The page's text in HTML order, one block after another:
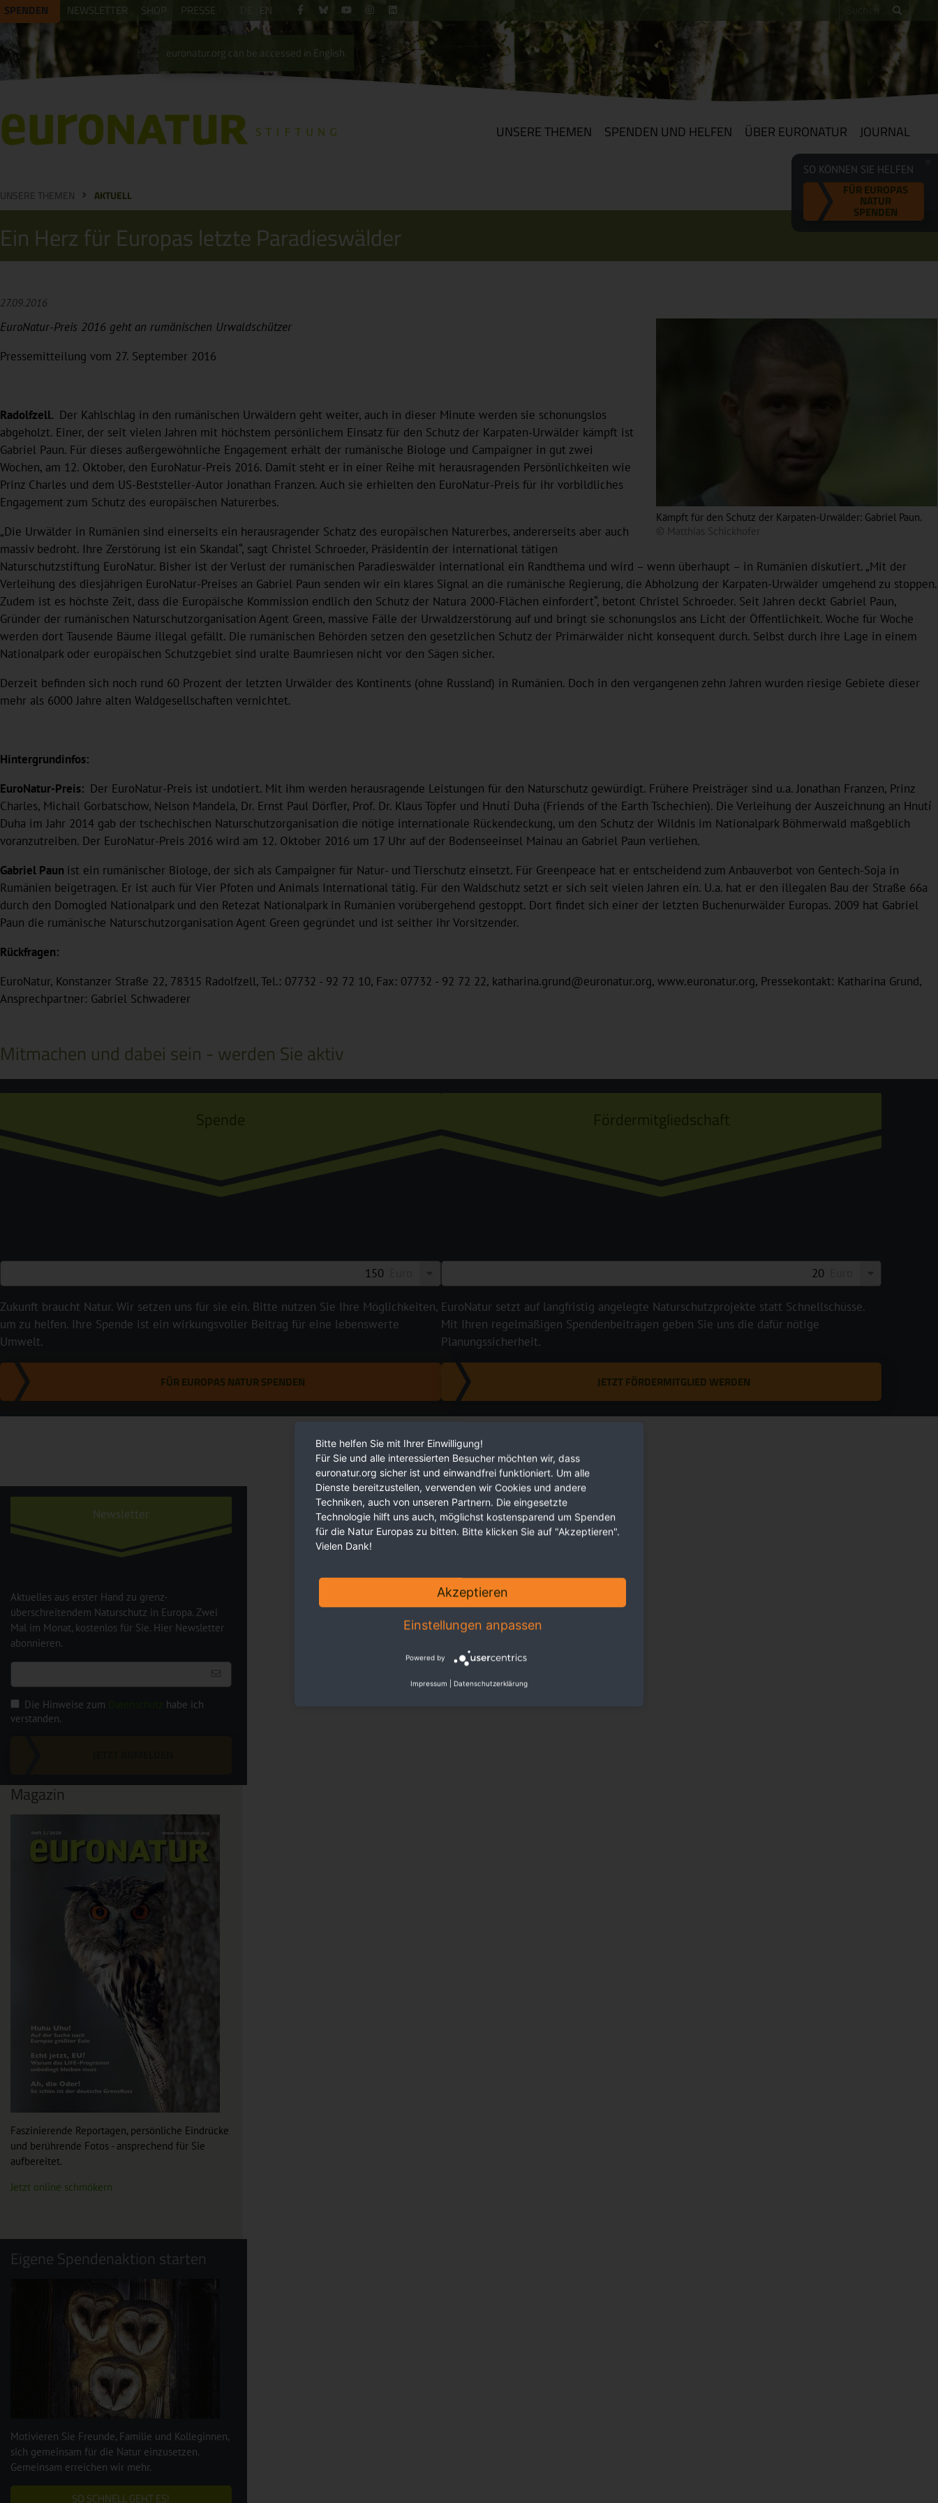
SPENDEN NEWSLETTER SHOP PRESSE
euronatur.org can be accessed in English.
EN
UNSERE THEMEN SPENDEN UND HELFEN ÜBER EURONATUR JOURNAL
SO KÖNNEN SIE HELFEN
FÜR EUROPAS
NATUR
SPENDEN
UNSERE THEMEN AKTUELL
Ein Herz für Europas letzte Paradieswälder
27.09.2016
Kämpft für den Schutz der Karpaten-Urwälder: Gabriel Paun.
© Matthias Schickhofer
EuroNatur-Preis 2016 geht an rumänischen Urwaldschützer
Pressemitteilung vom 27. September 2016
Radolfzell. Der Kahlschlag in den rumänischen Urwäldern geht weiter, auch in dieser Minute werden sie schonungslos
abgeholzt. Einer, der seit vielen Jahren mit höchstem persönlichem Einsatz für den Schutz der Karpaten-Urwälder kämpft ist
Gabriel Paun. Für dieses außergewöhnliche Engagement erhält der rumänische Biologe und Campaigner in gut zwei
Wochen, am 12. Oktober, den EuroNatur-Preis 2016. Damit steht er in einer Reihe mit herausragenden Persönlichkeiten wie
Prinz Charles und dem US-Beststeller-Autor Jonathan Franzen. Auch sie erhielten den EuroNatur-Preis für ihr vorbildliches
Engagement zum Schutz des europäischen Naturerbes.
„Die Urwälder in Rumänien sind einerseits ein herausragender Schatz des europäischen Naturerbes, andererseits aber auch
massiv bedroht. Ihre Zerstörung ist ein Skandal“, sagt Christel Schroeder, Präsidentin der international tätigen
Naturschutzstiftung EuroNatur. Bisher ist der Verlust der rumänischen Paradieswälder international ein Randthema und wird – wenn überhaupt – in Rumänien diskutiert. „Mit der
Verleihung des diesjährigen EuroNatur-Preises an Gabriel Paun senden wir ein klares Signal an die rumänische Regierung, die Abholzung der Karpaten-Urwälder umgehend zu stoppen.
Zudem ist es höchste Zeit, dass die Europäische Kommission endlich den Schutz der Natura 2000-Flächen einfordert“, betont Christel Schroeder. Seit Jahren deckt Gabriel Paun,
Gründer der rumänischen Naturschutzorganisation Agent Green, massive Fälle der Urwaldzerstörung auf und bringt sie schonungslos ans Licht der Öffentlichkeit. Woche für Woche
werden dort Tausende Bäume illegal gefällt. Die rumänischen Behörden setzen den gesetzlichen Schutz der Primärwälder nicht konsequent durch. Selbst durch ihre Lage in einem
Nationalpark oder europäischen Schutzgebiet sind uralte Baumriesen nicht vor den Sägen sicher.
Derzeit befinden sich noch rund 60 Prozent der letzten Urwälder des Kontinents (ohne Russland) in Rumänien. Doch in den vergangenen zehn Jahren wurden riesige Gebiete dieser
mehr als 6000 Jahre alten Waldgesellschaften vernichtet.
Hintergrundinfos:
EuroNatur-Preis: Der EuroNatur-Preis ist undotiert. Mit ihm werden herausragende Leistungen für den Naturschutz gewürdigt. Frühere Preisträger sind u.a. Jonathan Franzen, Prinz
Charles, Michail Gorbatschow, Nelson Mandela, Dr. Ernst Paul Dörfler, Prof. Dr. Klaus Töpfer und Hnutí Duha (Friends of the Earth Tschechien). Die Verleihung der Auszeichnung an Hnutí
Duha im Jahr 2014 gab der tschechischen Naturschutzorganisation die nötige internationale Rückendeckung, um den Schutz der Wildnis im Nationalpark Böhmerwald maßgeblich
voranzutreiben. Der EuroNatur-Preis 2016 wird am 12. Oktober 2016 um 17 Uhr auf der Bodenseeinsel Mainau an Gabriel Paun verliehen.
Gabriel Paun ist ein rumänischer Biologe, der sich als Campaigner für Natur- und Tierschutz einsetzt. Für Greenpeace hat er entscheidend zum Anbauverbot von Gentech-Soja in
Rumänien beigetragen. Er ist auch für Vier Pfoten und Animals International tätig. Für den Waldschutz setzt er sich seit vielen Jahren ein. U.a. hat er den illegalen Bau der Straße 66a
durch den Domogled Nationalpark und den Retezat Nationalpark in Rumänien vorübergehend gestoppt. Dort findet sich einer der letzten Buchenurwälder Europas. 2009 hat Gabriel
Paun die rumänische Naturschutzorganisation Agent Green gegründet und ist seither ihr Vorsitzender.
Rückfragen:
EuroNatur, Konstanzer Straße 22, 78315 Radolfzell, Tel.: 07732 - 92 72 10, Fax: 07732 - 92 72 22, katharina.grund@euronatur.org, www.euronatur.org, Pressekontakt: Katharina Grund,
Ansprechpartner: Gabriel Schwaderer
Mitmachen und dabei sein - werden Sie aktiv
Spende
Zukunft braucht Natur. Wir setzen uns für sie ein. Bitte nutzen Sie Ihre Möglichkeiten,
um zu helfen. Ihre Spende ist ein wirkungsvoller Beitrag für eine lebenswerte
Umwelt.
FÜR EUROPAS NATUR SPENDEN
Fördermitgliedschaft
EuroNatur setzt auf langfristig angelegte Naturschutzprojekte statt Schnellschüsse.
Mit Ihren regelmäßigen Spendenbeiträgen geben Sie uns die dafür nötige
Planungssicherheit.
JETZT FÖRDERMITGLIED WERDEN
Newsletter
Aktuelles aus erster Hand zu grenz-
überschreitendem Naturschutz in Europa. Zwei
Mal im Monat, kostenlos für Sie. Hier Newsletter
abonnieren.
Die Hinweise zum
habe ich
verstanden.
Magazin
Faszinierende Reportagen, persönliche Eindrücke
und berührende Fotos - ansprechend für Sie
aufbereitet.
Jetzt online schmökern
Eigene Spendenaktion starten
Motivieren Sie Freunde, Familie und Kolleginnen,
sich gemeinsam für die Natur einzusetzen.
Gemeinsam erreichen wir mehr.
SO SCHNELL GEHT ES!
Bitte helfen Sie mit Ihrer Einwilligung!
Für Sie und alle interessierten Besucher möchten wir, dass
euronatur.org sicher ist und einwandfrei funktioniert. Um alle
Dienste bereitzustellen, verwenden wir Cookies und andere
Techniken, auch von unseren Partnern. Die eingesetzte
Technologie hilft uns auch, möglichst kostensparend um Spenden
für die Natur Europas zu bitten. Bitte klicken Sie auf "Akzeptieren".
Vielen Dank!
Akzeptieren
Einstellungen anpassen
Powered by
Impressum Datenschutzerklärung